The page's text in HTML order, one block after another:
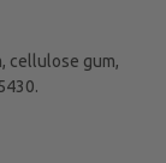
cellulose gum,